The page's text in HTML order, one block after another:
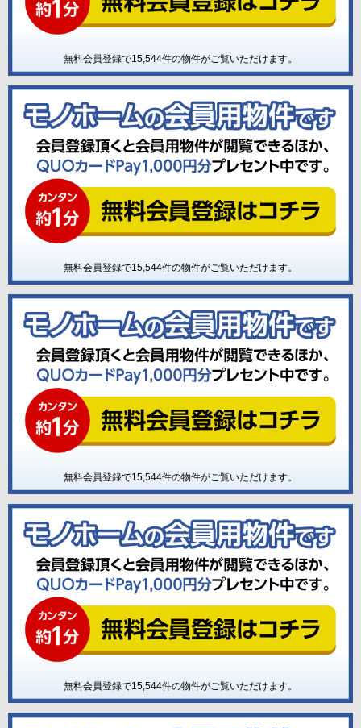
無料会員登録で15,544件の物件がご覧いただけます。
無料会員登録で15,544件の物件がご覧いただけます。
無料会員登録で15,544件の物件がご覧いただけます。
無料会員登録で15,544件の物件がご覧いただけます。